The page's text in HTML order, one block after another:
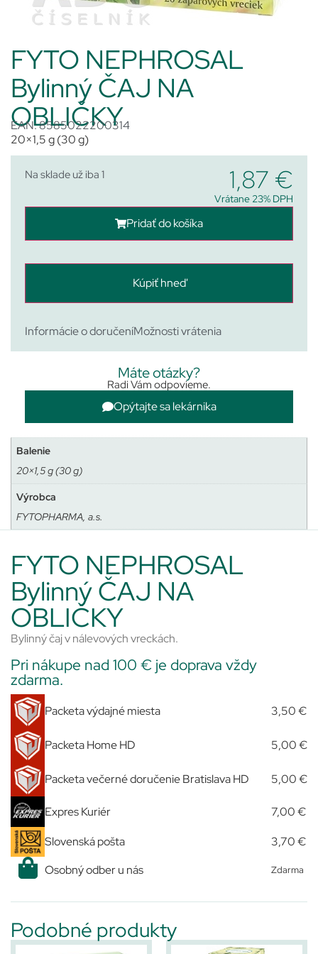
FYTO NEPHROSAL
Bylinný ČAJ NA
OBLIČKY
EAN: 8585022200314
20×1,5 g (30 g)
Na sklade už iba 1 1,87 €
Vrátane 23% DPH
Pridať do košíka
Kúpiť hneď
Informácie o doručeníMožnosti vrátenia
Máte otázky?
Radi Vám odpovieme.
Opýtajte sa lekárnika
Balenie
20×1,5 g (30 g)
Výrobca
FYTOPHARMA, a.s.
FYTO NEPHROSAL
Bylinný ČAJ NA
OBLIČKY
Bylinný čaj v nálevových vreckách.
Pri nákupe nad 100 € je doprava vždy
zdarma.
Packeta výdajné miesta 3,50 €
Packeta Home HD 5,00 €
Packeta večerné doručenie Bratislava HD 5,00 €
Expres Kuriér 7,00 €
Slovenská pošta
3,70 €
Osobný odber u nás
Zdarma
Podobné produkty